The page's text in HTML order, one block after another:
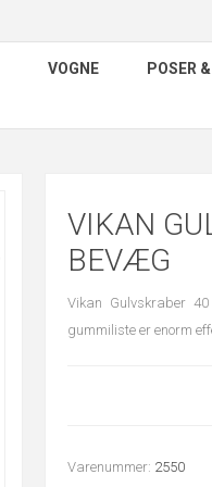
VOGNE POSER
VIKAN
BEVÆG
Vikan Gulvskraber
gummiliste er enorm
Varenummer: 2550